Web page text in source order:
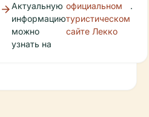
Актуальную
информацию
можно
узнать на
официальном
туристическом
сайте Лекко
.